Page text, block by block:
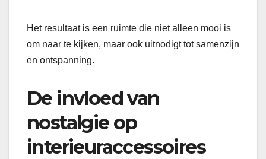
Het resultaat is een ruimte die niet alleen mooi is
om naar te kijken, maar ook uitnodigt tot samenzijn
en ontspanning.
De invloed van
nostalgie op
interieuraccessoires